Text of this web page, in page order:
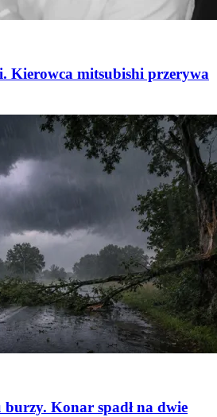
Kierowca mitsubishi przerywa
Konar spadł na dwie